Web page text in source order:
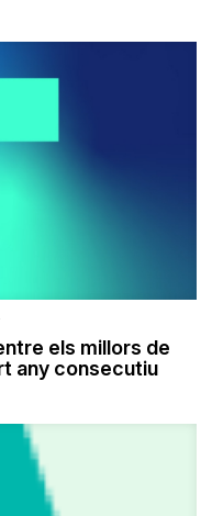
els millors de
any consecutiu